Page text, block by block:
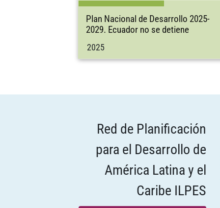
Plan Nacional de Desarrollo 2025-
2029. Ecuador no se detiene
2025
Red de Planificación
para el Desarrollo de
América Latina y el
Caribe ILPES